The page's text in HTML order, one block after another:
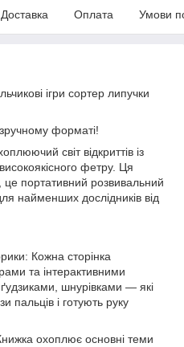
Доставка Оплата Умови
ігри сортер липучки
зручному форматі!
світ відкриттів із
фетру. Ця
це портативний розвивальний
найменших дослідників від
Кожна сторінка
та інтерактивними
шнурівками — які
і готують руку
охоплює основні теми